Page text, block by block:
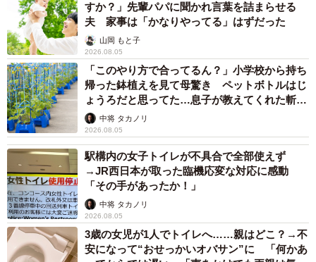
すか？」先輩パパに聞かれ言葉を詰まらせる
夫 家事は「かなりやってる」はずだった
山岡 もと子
2026.08.05
「このやり方で合ってるん？」小学校から持ち
帰った鉢植えを見て母驚き ペットボトルはじ
ょうろだと思ってた…息子が教えてくれた斬新
な水やりとは
中将 タカノリ
2026.08.05
駅構内の女子トイレが不具合で全部使えず
→JR西日本が取った臨機応変な対応に感動
「その手があったか！」
中将 タカノリ
2026.08.05
3歳の女児が1人でトイレへ……親はどこ？→不
安になって“おせっかいオバサン”に 「何かあ